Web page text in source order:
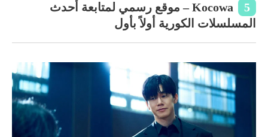
5
Kocowa – موقع رسمي لمتابعة أحدث
المسلسلات الكورية أولاً بأول